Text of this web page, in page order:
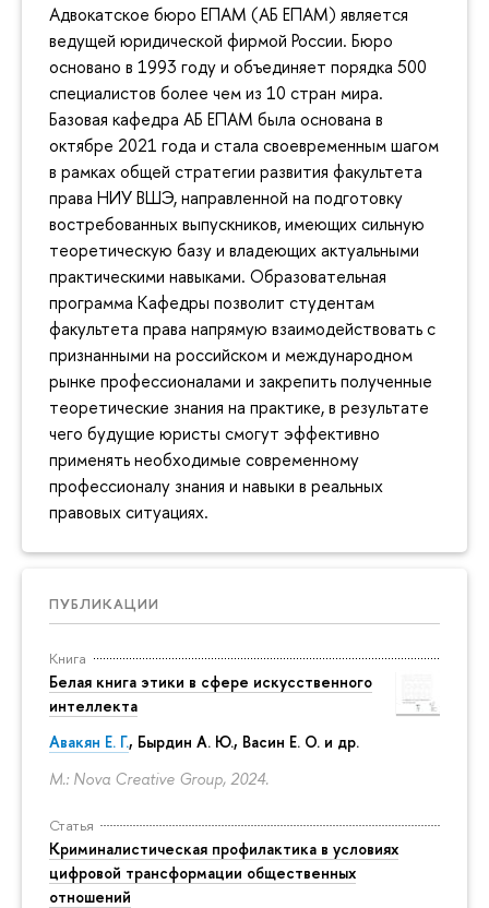
Адвокатское бюро ЕПАМ (АБ ЕПАМ) является
ведущей юридической фирмой России. Бюро
основано в 1993 году и объединяет порядка 500
специалистов более чем из 10 стран мира.
Базовая кафедра АБ ЕПАМ была основана в
октябре 2021 года и стала своевременным шагом
в рамках общей стратегии развития факультета
права НИУ ВШЭ, направленной на подготовку
востребованных выпускников, имеющих сильную
теоретическую базу и владеющих актуальными
практическими навыками. Образовательная
программа Кафедры позволит студентам
факультета права напрямую взаимодействовать с
признанными на российском и международном
рынке профессионалами и закрепить полученные
теоретические знания на практике, в результате
чего будущие юристы смогут эффективно
применять необходимые современному
профессионалу знания и навыки в реальных
правовых ситуациях.
ПУБЛИКАЦИИ
Книга
Белая книга этики в сфере искусственного
интеллекта
Авакян Е. Г., Бырдин А. Ю., Васин Е. О. и др.
М.: Nova Creative Group, 2024.
Статья
Криминалистическая профилактика в условиях
цифровой трансформации общественных
отношений